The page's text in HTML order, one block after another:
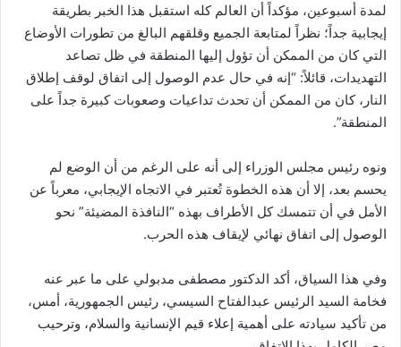
لمدة أسبوعين، مؤكداً أن العالم كله استقبل هذا الخبر بطريقة
إيجابية جداً؛ نظراً لمتابعة الجميع وقلقهم البالغ من تطورات الأوضاع
التي كان من الممكن أن تؤول إليها المنطقة في ظل تصاعد
التهديدات، قائلاً: “إنه في حال عدم الوصول إلى اتفاق لوقف إطلاق
النار، كان من الممكن أن تحدث تداعيات وصعوبات كبيرة جداً على
المنطقة”.
ونوه رئيس مجلس الوزراء إلى أنه على الرغم من أن الوضع لم
يحسم بعد، إلا أن هذه الخطوة تُعتبر في الاتجاه الإيجابي، معرباً عن
الأمل في أن تتمسك كل الأطراف بهذه “النافذة المضيئة” نحو
الوصول إلى اتفاق نهائي لإيقاف هذه الحرب.
وفي هذا السياق، أكد الدكتور مصطفى مدبولي على ما عبر عنه
فخامة السيد الرئيس عبدالفتاح السيسي، رئيس الجمهورية، أمس،
من تأكيد سيادته على أهمية إعلاء قيم الإنسانية والسلام، وترحيب